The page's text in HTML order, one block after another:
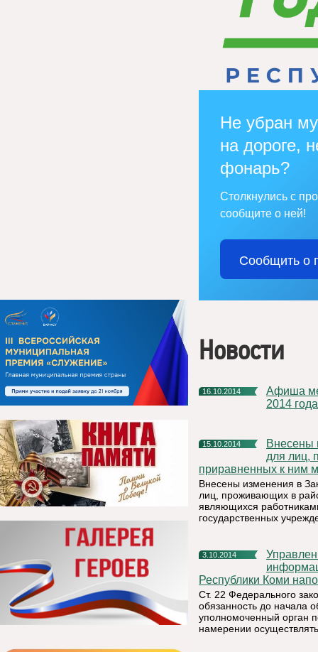
Не убран
на дороге,
фонарь?
Столкнулись с
сообщите о ней!
Сообщить о
Новости
16.10.2014
Афиша мероприятий, которые будут проведены в ноябре
2014
15.10.2014
Внесены изменения в Закон РК «О гарантиях и компенсациях
для лиц,
приравненных к ним
Внесены изменения в
лиц, проживающих в
являющихся
государственных
3.10.2014
Управление Федеральной службы по надзору в сфере связи,
Республики Коми
Ст. 22 Федерального
обязанность до начала
уполномоченный орган
намерении